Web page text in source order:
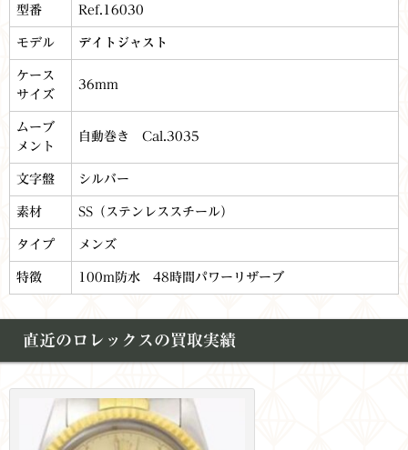
型番 Ref.16030
モデル デイトジャスト
ケース
サイズ
36mm
ムーブ
メント
自動巻き Cal.3035
文字盤 シルバー
素材 SS（ステンレススチール）
タイプ メンズ
特徴 100m防水 48時間パワーリザーブ
直近のロレックスの買取実績